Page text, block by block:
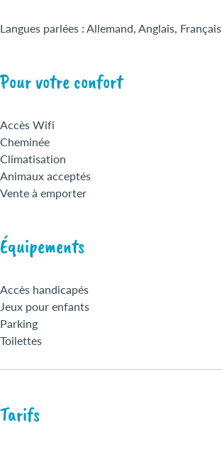
Langues parlées : Allemand, Anglais, Français
Pour votre confort
Accès Wifi
Cheminée
Climatisation
Animaux acceptés
Vente à emporter
Équipements
Accès handicapés
Jeux pour enfants
Parking
Toilettes
Tarifs